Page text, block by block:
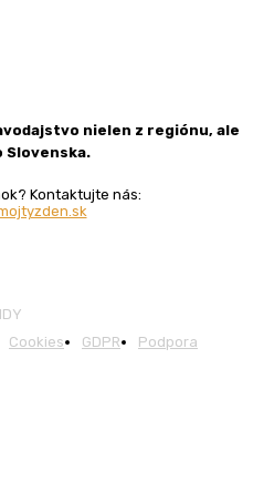
nielen z regiónu, ale
Slovenska.
Kontaktujte nás:
Cookies GDPR Podpora